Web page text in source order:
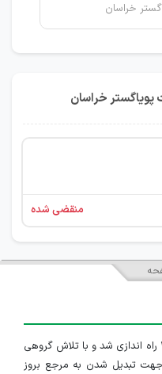
خراسان
خراسان
منقضی شده
سایت ایران استخدام در تاریخ ۱۳۹۱/۱/۱۰ راه اندازی شد و با تلاش گروهی
جهت تبدیل شدن به مرجع بروز